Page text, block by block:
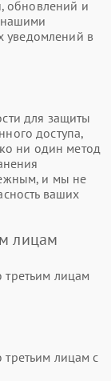
обновлений и
нашими
уведомлений в
для защиты
доступа,
ни один метод
и мы не
ваших
лицам
лицам
лицам с